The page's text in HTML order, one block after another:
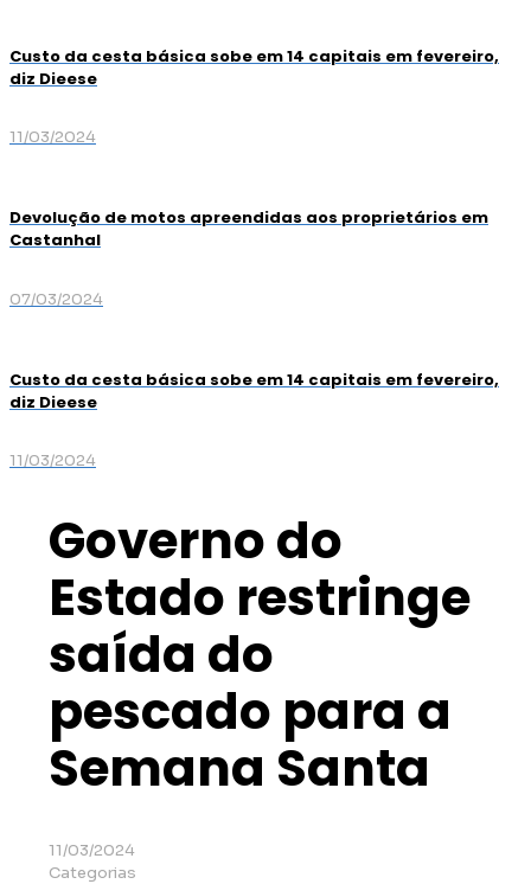
Custo da cesta básica sobe em 14 capitais em fevereiro,
diz Dieese
11/03/2024
Devolução de motos apreendidas aos proprietários em
Castanhal
07/03/2024
Custo da cesta básica sobe em 14 capitais em fevereiro,
diz Dieese
11/03/2024
Governo do
Estado restringe
saída do
pescado para a
Semana Santa
11/03/2024
Categorias